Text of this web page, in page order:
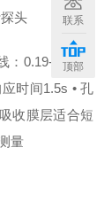
头
：0.19-20um
时间1.5s • 孔
收膜层适合短
量
联系
顶部